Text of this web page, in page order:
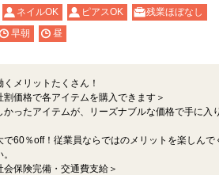
ネイルOK ピアスOK
残業ほぼなし
早朝 昼
メリットたくさん！
割価格で各アイテムを購入できます＞
かったアイテムが、リーズナブルな価格で手に入
で60％off！従業員ならではのメリットを楽しんで
会保険完備・交通費支給＞